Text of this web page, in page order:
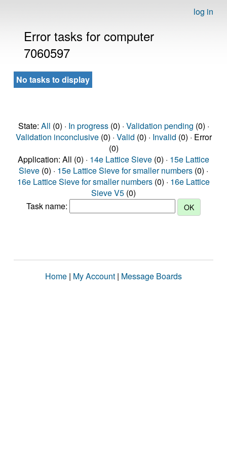
log in
Error tasks for computer
7060597
No tasks to display
State: All (0) · In progress(0) · Validation pending (0) ·
Validation inconclusive(0) · Valid (0) · Invalid (0) · Error
(0)
Application: All (0) · 14e Lattice Sieve (0) · 15e Lattice
Sieve (0) · 15e Lattice Sieve for smaller numbers (0) ·
16e Lattice Sieve for smaller numbers (0) · 16e Lattice
Sieve V5 (0)
Task name:
Home | My Account | Message Boards